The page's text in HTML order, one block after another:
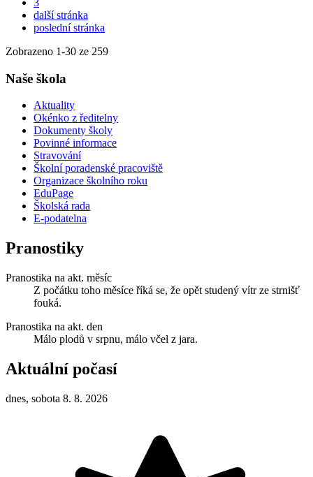
3
další stránka
poslední stránka
Zobrazeno 1-30 ze 259
Naše škola
Aktuality
Okénko z ředitelny
Dokumenty školy
Povinné informace
Stravování
Školní poradenské pracoviště
Organizace školního roku
EduPage
Školská rada
E-podatelna
Pranostiky
Pranostika na akt. měsíc
Z počátku toho měsíce říká se, že opět studený vítr ze strnišť
fouká.
Pranostika na akt. den
Málo plodů v srpnu, málo včel z jara.
Aktuální počasí
dnes, sobota 8. 8. 2026